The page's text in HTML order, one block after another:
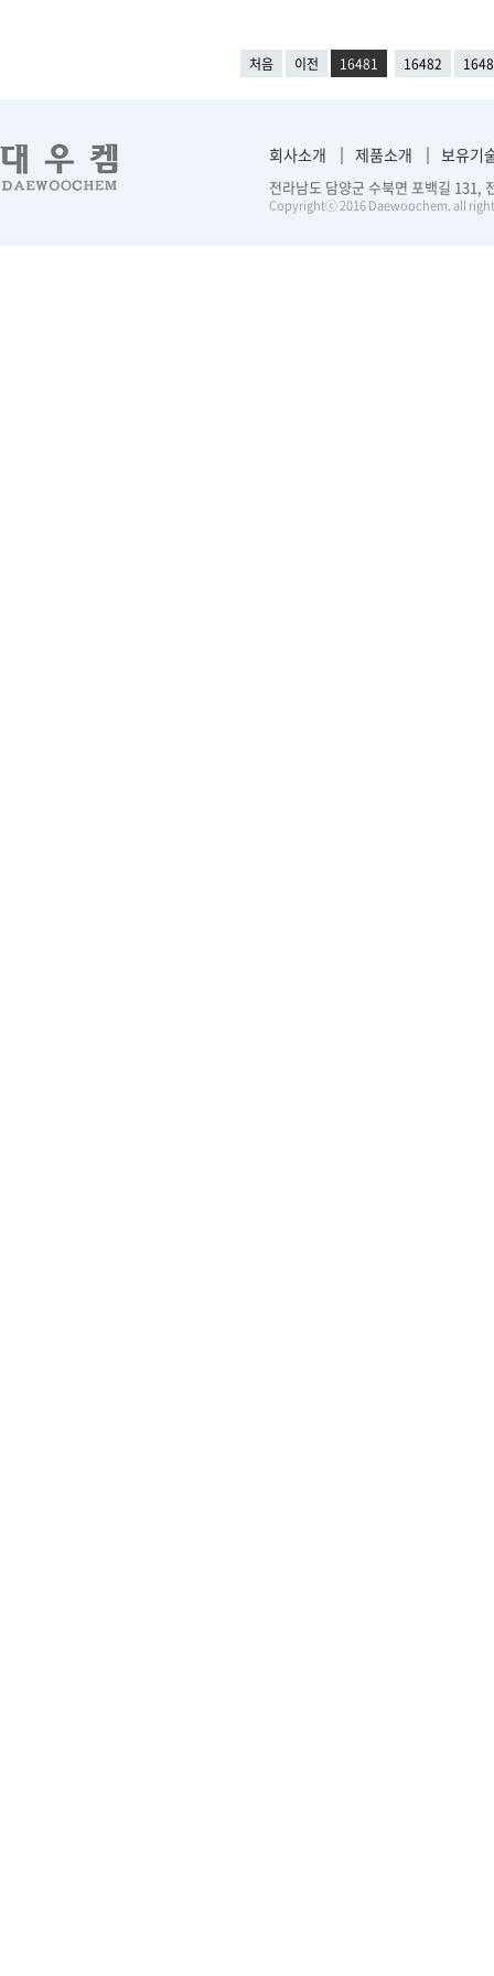
처음 이전 16481 16482
회사소개 제품소개 보유기
전라남도 담양군 수북면 포백길
Copyrightⓒ 2016 Daewoochem. all